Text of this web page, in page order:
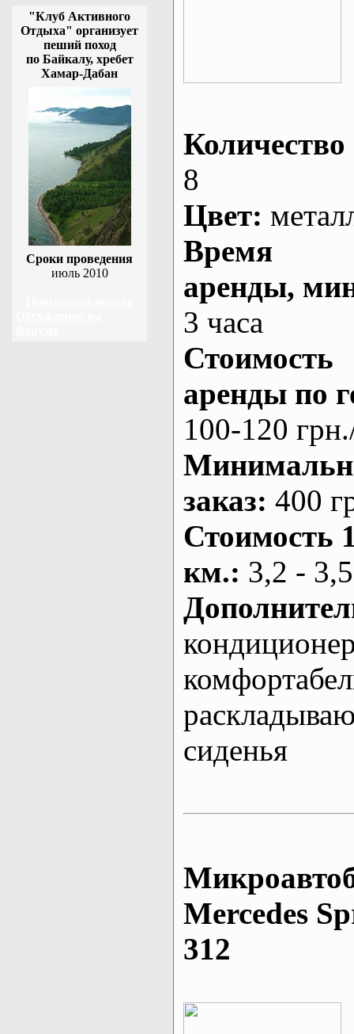
"Клуб Активного
Отдыха" организует
пеший поход
по Байкалу, хребет
Хамар-Дабан
Сроки проведения
июль 2010
Количество
8
Цвет:
Время
аренды,
3 часа
Стоимость
аренды по
100-120
заказ: 400
Стоимость
км.: 3,2 -
сиденья
Mеrcedes
312